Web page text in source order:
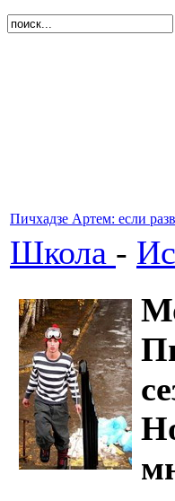
Пичхадзе Артем: если
Школа -